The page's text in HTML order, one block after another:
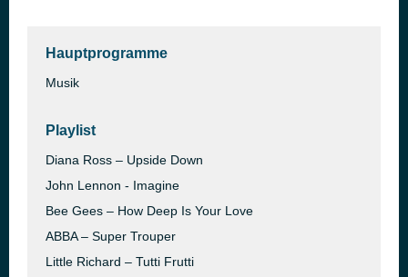
Hauptprogramme
Musik
Playlist
Diana Ross – Upside Down
John Lennon - Imagine
Bee Gees – How Deep Is Your Love
ABBA – Super Trouper
Little Richard – Tutti Frutti